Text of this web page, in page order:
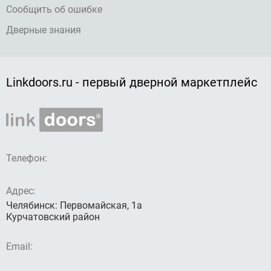
Сообщить об ошибке
Дверные знания
Linkdoors.ru - первый дверной маркетплейс
Телефон:
Адрес:
Челябинск: Первомайская, 1а
Курчатовский район
Email: